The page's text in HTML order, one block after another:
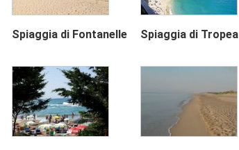
Spiaggia di Fontanelle Spiaggia di Tropea
Next